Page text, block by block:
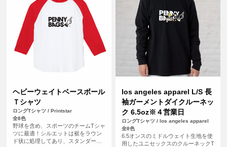
ヘビーウェイトベースボール
Ｔシャツ
ロングTシャツ / Printstar
全8色
野球を含め、スポーツのチームTシャ
ツに最適！シルエットは裾をラウン
ド状に処理してあり、スタンダード
los angeles apparel L/S 長
袖ガーメントダイクルーネッ
ク 6.5oz※４営業日
ロングTシャツ / los angeles apparel
全8色
6.5オンスのミドルウェイト生地を使
用したユニセックスのクルーネックT